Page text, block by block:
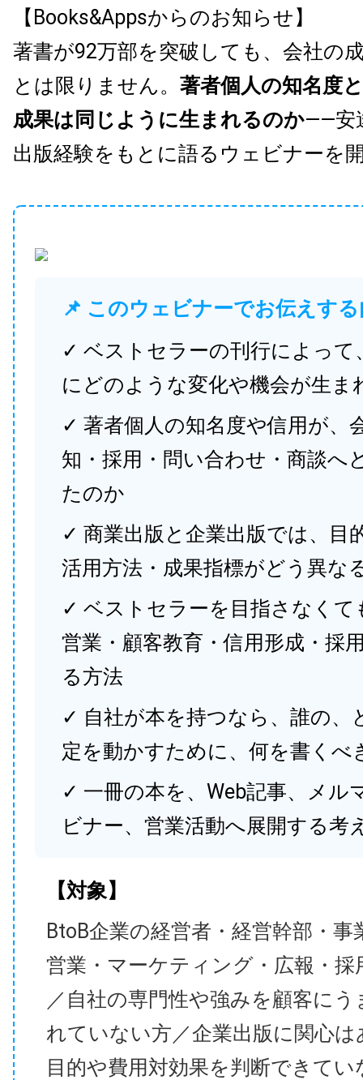
【Books&Appsからのお知らせ】
著書が92万部を突破しても、会社の
とは限りません。 著者個人の知名度
成果は同じように生まれるのか——安
出版経験をもとに語るウェビナーを
📌 このウェビナーでお伝えす
✓ ベストセラーの刊行によって
にどのような変化や機会が生ま
✓ 著者個人の知名度や信用が、
知・採用・問い合わせ・商談へ
たのか
✓ 商業出版と企業出版では、目
活用方法・成果指標がどう異な
✓ ベストセラーを目指さなくて
営業・顧客教育・信用形成・採
る方法
✓ 自社が本を持つなら、誰の、
定を動かすために、何を書くべ
✓ 一冊の本を、Web記事、メル
ビナー、営業活動へ展開する考
【対象】
BtoB企業の経営者・経営幹部・事
営業・マーケティング・広報・採
／自社の専門性や強みを顧客に
れていない方／企業出版に関心
目的や費用対効果を判断できてい